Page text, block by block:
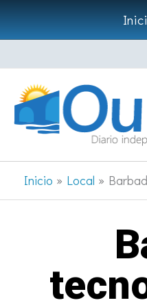
Ir
al
contenido
Inicio Local